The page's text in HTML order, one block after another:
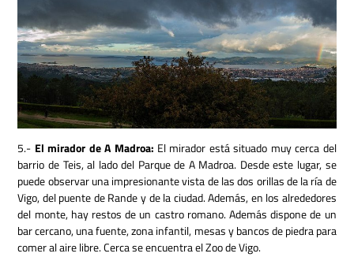
5.- El mirador de A Madroa: El mirador está situado muy cerca del
barrio de Teis, al lado del Parque de A Madroa. Desde este lugar, se
puede observar una impresionante vista de las dos orillas de la ría de
Vigo, del puente de Rande y de la ciudad. Además, en los alrededores
del monte, hay restos de un castro romano. Además dispone de un
bar cercano, una fuente, zona infantil, mesas y bancos de piedra para
comer al aire libre. Cerca se encuentra el Zoo de Vigo.